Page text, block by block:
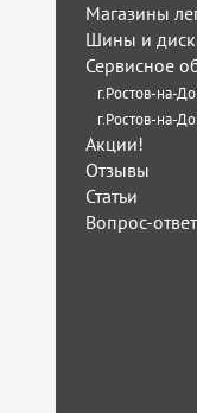
Магазины
Шины и
Сервисное
г.Ростов-на-
г.Ростов-на-
Акции!
Отзывы
Статьи
Вопрос-ответ